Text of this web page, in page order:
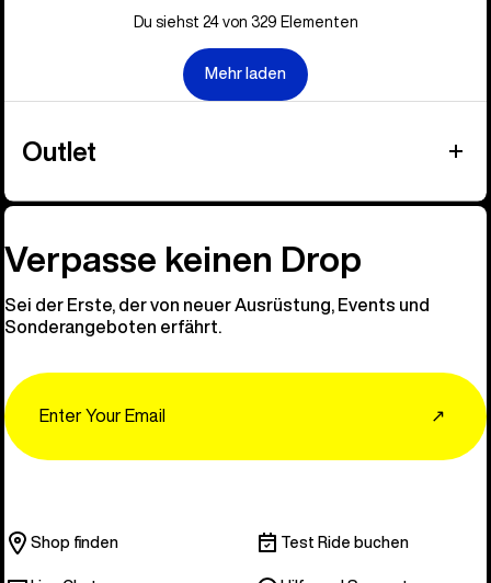
Du siehst 24 von 329 Elementen
Mehr laden
Outlet
Verpasse keinen Drop
Sei der Erste, der von neuer Ausrüstung, Events und
Sonderangeboten erfährt.
↗
Shop finden Test Ride buchen